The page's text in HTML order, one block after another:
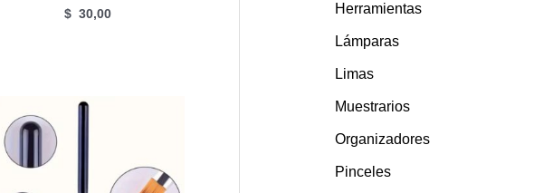
$ 30,00 Herramientas
Lámparas
Limas
Muestrarios
Organizadores
Pinceles